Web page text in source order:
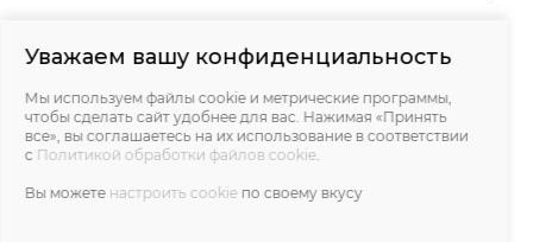
Состав и уход
Обмеры
Уважаем вашу конфиденциальность
Мы используем файлы cookie и метрические программы,
чтобы сделать сайт удобнее для вас. Нажимая «Принять
все», вы соглашаетесь на их использование в соответствии
с Политикой обработки файлов cookie.
Вы можете настроить cookie по своему вкусу